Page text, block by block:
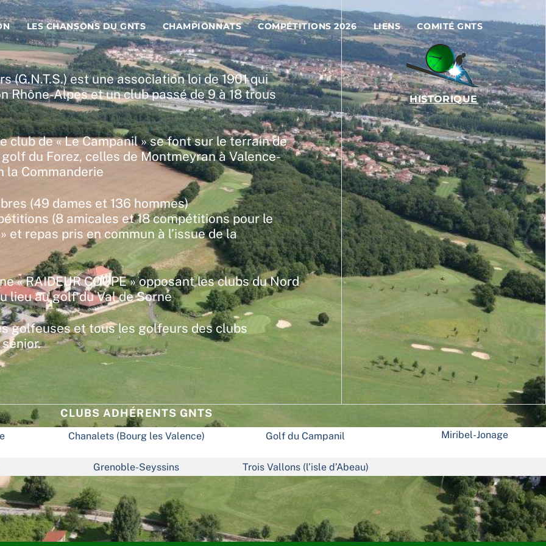
LES CHANSONS DU GNTS CHAMPIONNATS COMPÉTITIONS 2026 LIENS COMITÉ GNTS
(G.N.T.S.) est une association loi de 1901 qui
Rhône-Alpes et un club passé de 9 à 18 trous
club de « Le Campanil » se font sur le terrain de
du Forez, celles de Montmeyran à Valence-
la Commanderie
(49 dames et 136 hommes)
(8 amicales et 18 compétitions pour le
et repas pris en commun à l’issue de la
« RAIDEUR COUPE » opposant les clubs du Nord
lieu au golf du Val de Sorne
golfeuses et tous les golfeurs des clubs
HISTORIQUE
CLUBS ADHÉRENTS GNTS
Chanalets (Bourg les Valence) Golf du Campanil Miribel-Jonage
Grenoble-Seyssins Trois Vallons (l’isle d’Abeau)